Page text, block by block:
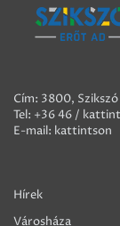
Cím: 3800,
Tel: +36 46 /
E-mail: kattintson
Hírek
Városháza